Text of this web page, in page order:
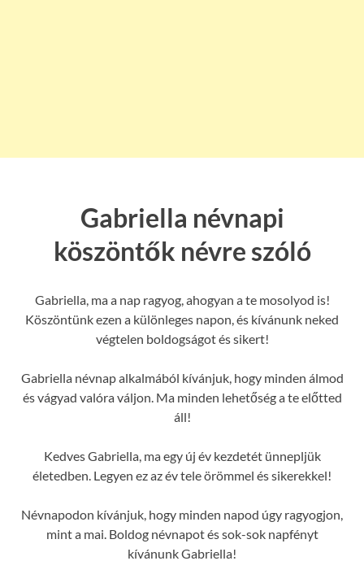
Gabriella névnapi
köszöntők névre szóló
Gabriella, ma a nap ragyog, ahogyan a te mosolyod is!
Köszöntünk ezen a különleges napon, és kívánunk neked
végtelen boldogságot és sikert!
Gabriella névnap alkalmából kívánjuk, hogy minden álmod
és vágyad valóra váljon. Ma minden lehetőség a te előtted
áll!
Kedves Gabriella, ma egy új év kezdetét ünnepljük
életedben. Legyen ez az év tele örömmel és sikerekkel!
Névnapodon kívánjuk, hogy minden napod úgy ragyogjon,
mint a mai. Boldog névnapot és sok-sok napfényt
kívánunk Gabriella!